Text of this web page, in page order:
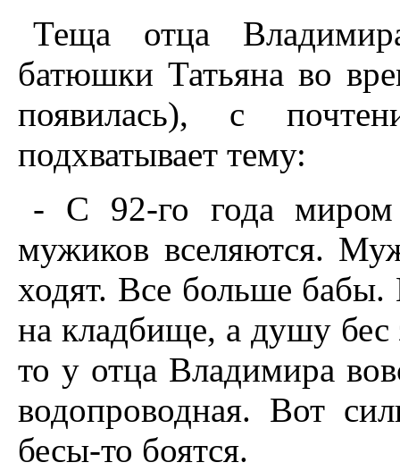
Теща отца
батюшки Татьяна во
появилась), с
подхватывает тему:
- С 92-го года
мужиков вселяются.
ходят. Все больше
на кладбище, а душу
то у отца Владимира
водопроводная. Вот
бесы-то боятся.